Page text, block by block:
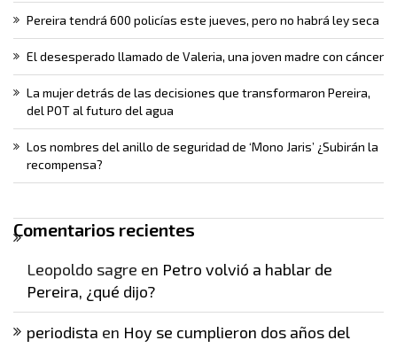
Pereira tendrá 600 policías este jueves, pero no habrá ley seca
El desesperado llamado de Valeria, una joven madre con cáncer
La mujer detrás de las decisiones que transformaron Pereira,
del POT al futuro del agua
Los nombres del anillo de seguridad de ‘Mono Jaris’ ¿Subirán la
recompensa?
Comentarios recientes
Leopoldo sagre en Petro volvió a hablar de
Pereira, ¿qué dijo?
periodista en Hoy se cumplieron dos años del